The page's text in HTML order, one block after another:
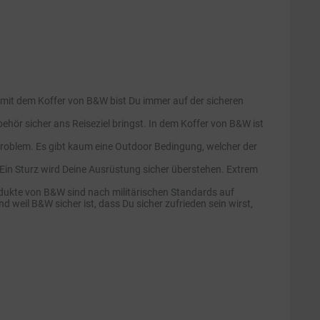
dem Koffer von B&W bist Du immer auf der sicheren
sicher ans Reiseziel bringst. In dem Koffer von B&W ist
Es gibt kaum eine Outdoor Bedingung, welcher der
Sturz wird Deine Ausrüstung sicher überstehen. Extrem
von B&W sind nach militärischen Standards auf
weil B&W sicher ist, dass Du sicher zufrieden sein wirst,